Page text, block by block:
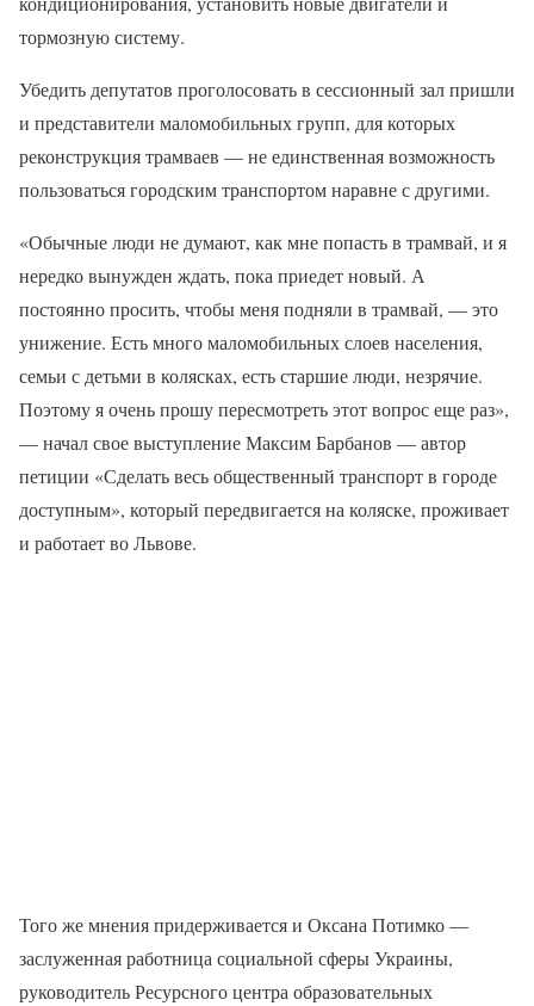
тормозную систему.
Убедить депутатов проголосовать в сессионный зал пришли
и представители маломобильных групп, для которых
реконструкция трамваев — не единственная возможность
пользоваться городским транспортом наравне с другими.
«Обычные люди не думают, как мне попасть в трамвай, и я
нередко вынужден ждать, пока приедет новый. А
постоянно просить, чтобы меня подняли в трамвай, — это
унижение. Есть много маломобильных слоев населения,
семьи с детьми в колясках, есть старшие люди, незрячие.
Поэтому я очень прошу пересмотреть этот вопрос еще раз»,
— начал свое выступление Максим Барбанов — автор
петиции «Сделать весь общественный транспорт в городе
доступным», который передвигается на коляске, проживает
и работает во Львове.
Того же мнения придерживается и Оксана Потимко —
заслуженная работница социальной сферы Украины,
руководитель Ресурсного центра образовательных